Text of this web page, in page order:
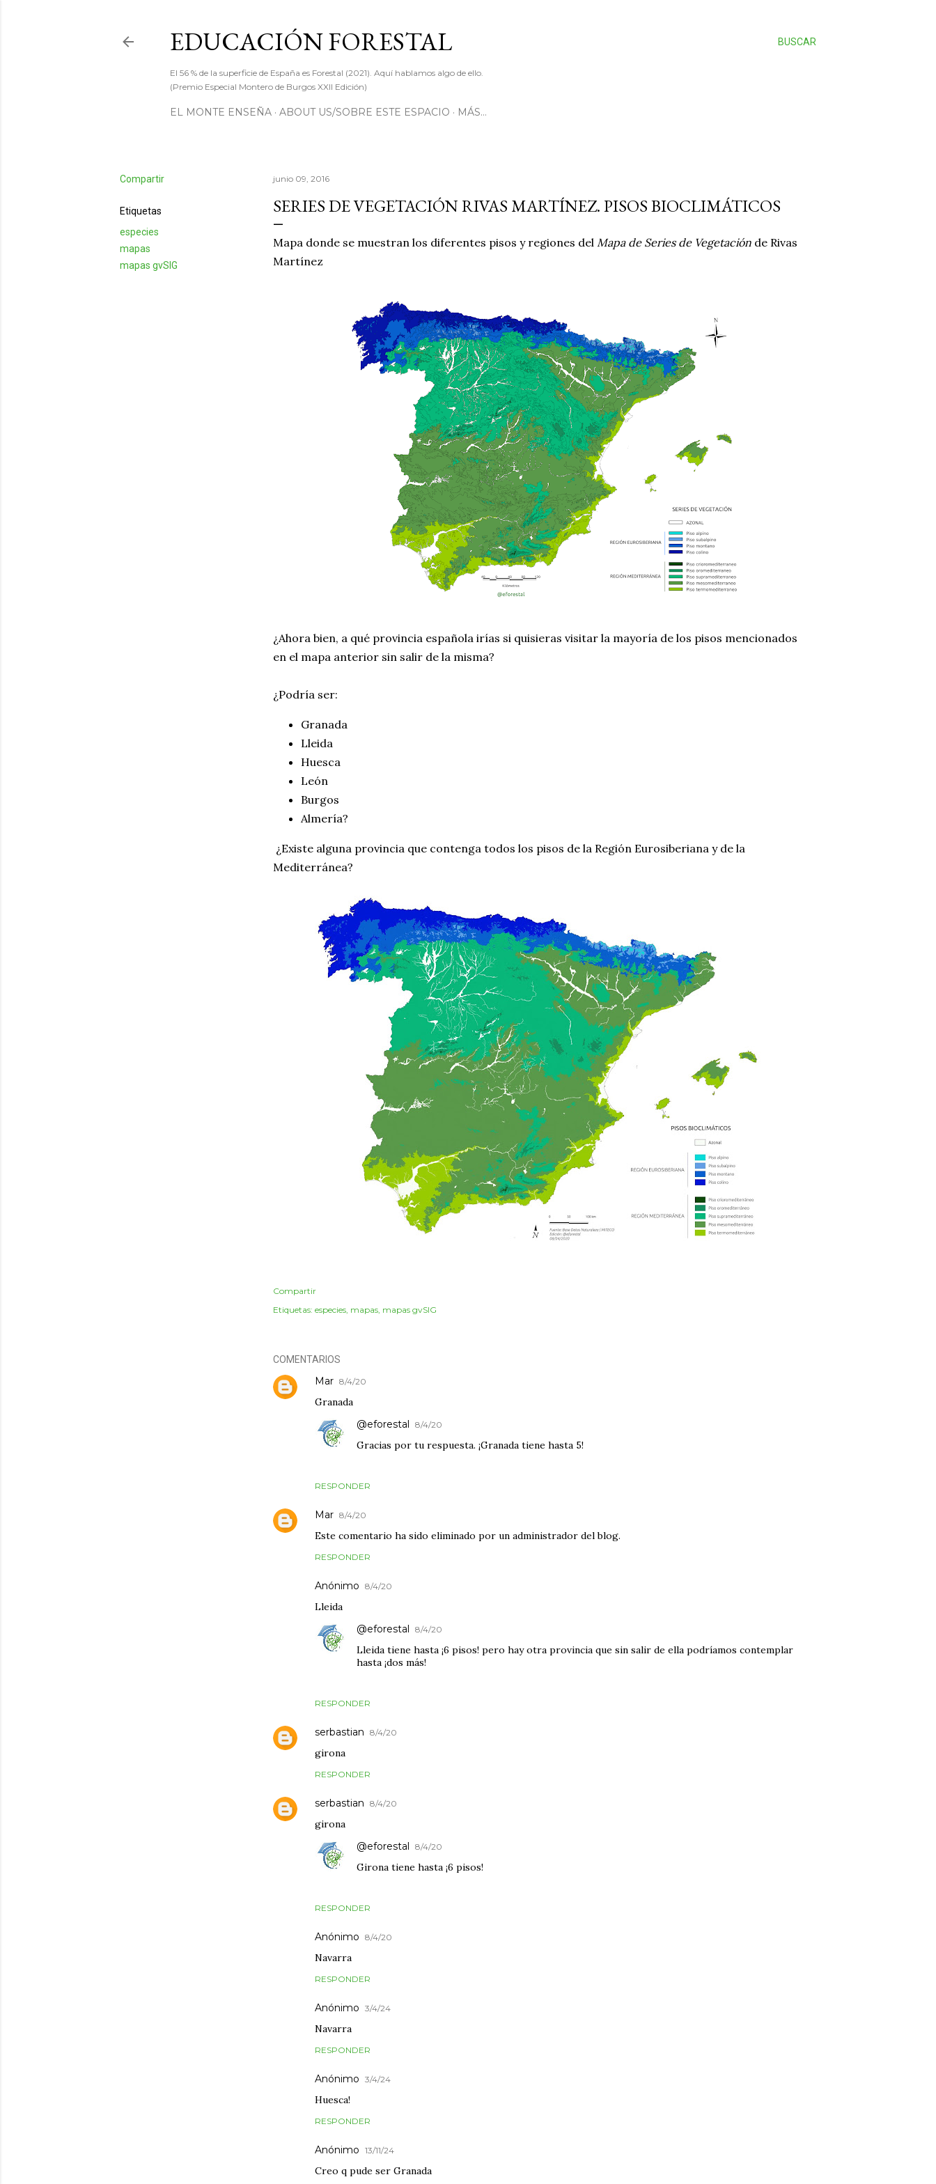
BUSCAR
EDUCACIÓN FORESTAL
El 56 % de la superficie de España es Forestal (2021). Aquí hablamos algo de ello.
(Premio Especial Montero de Burgos XXII Edición)
EL MONTE ENSEÑA ABOUT US/SOBRE ESTE ESPACIO MÁS…
Compartir
Etiquetas
especies
mapas
mapas gvSIG
junio 09, 2016
SERIES DE VEGETACIÓN RIVAS MARTÍNEZ. PISOS BIOCLIMÁTICOS
Mapa donde se muestran los diferentes pisos y regiones del Mapa de Series de Vegetación de Rivas
Martínez
¿Ahora bien, a qué provincia española irías si quisieras visitar la mayoría de los pisos mencionados
en el mapa anterior sin salir de la misma?
¿Podría ser:
Granada
Lleida
Huesca
León
Burgos
Almería?
¿Existe alguna provincia que contenga todos los pisos de la Región Eurosiberiana y de la
Mediterránea?
Compartir
Etiquetas: especies mapas mapas gvSIG
COMENTARIOS
Mar 8/4/20
Granada
RESPONDER
@eforestal 8/4/20
Gracias por tu respuesta. ¡Granada tiene hasta 5!
Mar 8/4/20
Este comentario ha sido eliminado por un administrador del blog.
RESPONDER
Anónimo 8/4/20
Lleida
RESPONDER
@eforestal 8/4/20
Lleida tiene hasta ¡6 pisos! pero hay otra provincia que sin salir de ella podríamos contemplar
hasta ¡dos más!
serbastian 8/4/20
girona
RESPONDER
serbastian 8/4/20
girona
RESPONDER
@eforestal 8/4/20
Girona tiene hasta ¡6 pisos!
Anónimo 8/4/20
Navarra
RESPONDER
Anónimo 3/4/24
Navarra
RESPONDER
Anónimo 3/4/24
Huesca!
RESPONDER
Anónimo 13/11/24
Creo q pude ser Granada